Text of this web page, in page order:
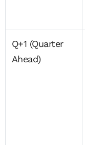
Q+1 (Quarter
Ahead)